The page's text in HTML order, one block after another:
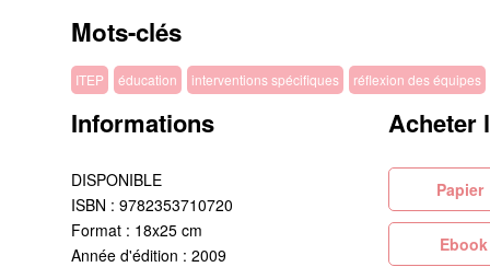
Mots-clés
ITEP éducation interventions spécifiques réflexion des équipes
Informations
DISPONIBLE
ISBN : 9782353710720
Format : 18x25 cm
Année d'édition : 2009
Acheter